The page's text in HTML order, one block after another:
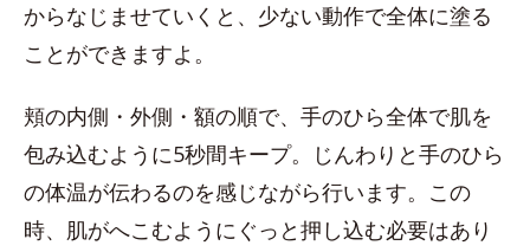
からなじませていくと、少ない動作で全体に塗る
ことができますよ。
頬の内側・外側・額の順で、手のひら全体で肌を
包み込むように5秒間キープ。じんわりと手のひら
の体温が伝わるのを感じながら行います。この
時、肌がへこむようにぐっと押し込む必要はあり